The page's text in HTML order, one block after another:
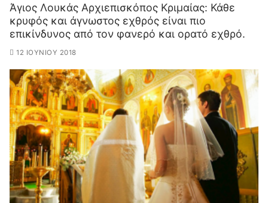
Άγιος Λουκάς Αρχιεπισκόπος Κριμαίας: Κ​άθε
κρυφός και άγνωστος εχθρός είναι πιο
επικίνδυνο​ς από τον φανερό και ορατό εχθρό.
12 ΙΟΥΝΊΟΥ 2018